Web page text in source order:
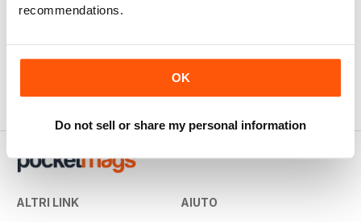
recommendations.
OK
Do not sell or share my personal information
ALTRI LINK AIUTO